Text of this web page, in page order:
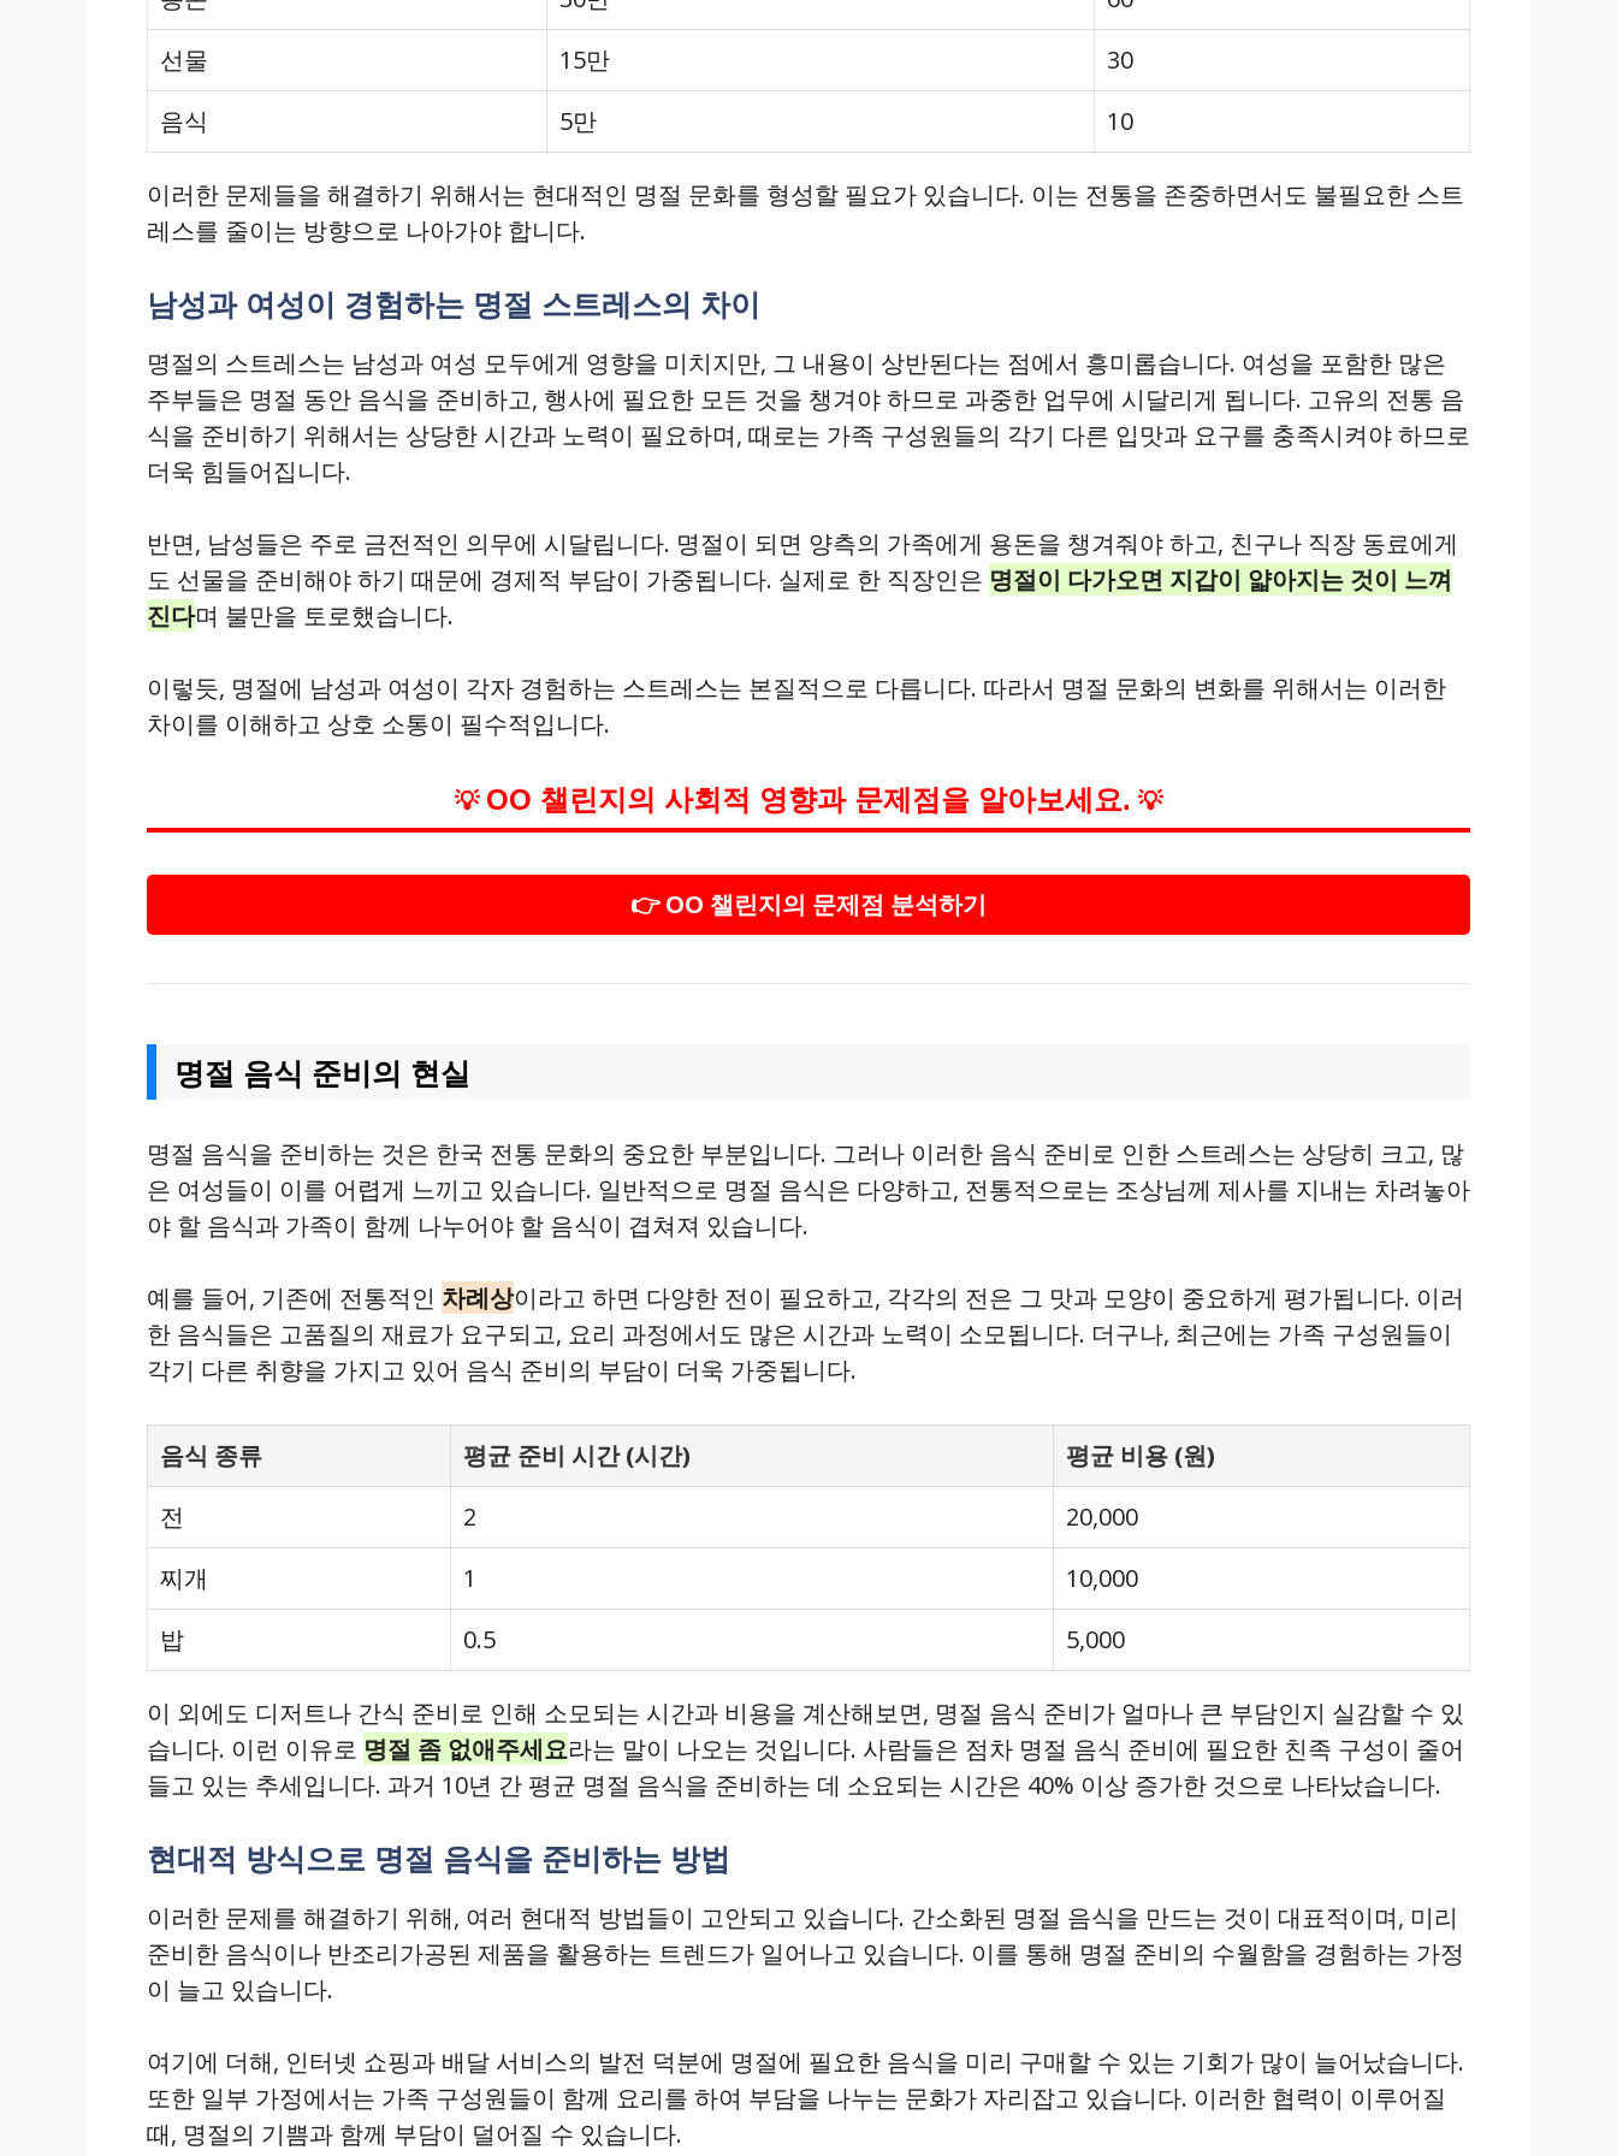
선물
15만
30
음식
5만 10
이러한 문제들을 해결하기 위해서는 현대적인 명절 문화를 형성할 필요가 있습니다. 이는 전통을 존중하면서도 불필요한 스트
레스를 줄이는 방향으로 나아가야 합니다.
남성과 여성이 경험하는 명절 스트레스의 차이
명절의 스트레스는 남성과 여성 모두에게 영향을 미치지만, 그 내용이 상반된다는 점에서 흥미롭습니다. 여성을 포함한 많은
주부들은 명절 동안 음식을 준비하고, 행사에 필요한 모든 것을 챙겨야 하므로 과중한 업무에 시달리게 됩니다. 고유의 전통 음
식을 준비하기 위해서는 상당한 시간과 노력이 필요하며, 때로는 가족 구성원들의 각기 다른 입맛과 요구를 충족시켜야 하므로
더욱 힘들어집니다.
반면, 남성들은 주로 금전적인 의무에 시달립니다. 명절이 되면 양측의 가족에게 용돈을 챙겨줘야 하고, 친구나 직장 동료에게
도 선물을 준비해야 하기 때문에 경제적 부담이 가중됩니다. 실제로 한 직장인은 명절이 다가오면 지갑이 얇아지는 것이 느껴
진다며 불만을 토로했습니다.
이렇듯, 명절에 남성과 여성이 각자 경험하는 스트레스는 본질적으로 다릅니다. 따라서 명절 문화의 변화를 위해서는 이러한
차이를 이해하고 상호 소통이 필수적입니다.
💡 OO 챌린지의 사회적 영향과 문제점을 알아보세요. 💡
👉 OO 챌린지의 문제점 분석하기
명절 음식 준비의 현실
명절 음식을 준비하는 것은 한국 전통 문화의 중요한 부분입니다. 그러나 이러한 음식 준비로 인한 스트레스는 상당히 크고, 많
은 여성들이 이를 어렵게 느끼고 있습니다. 일반적으로 명절 음식은 다양하고, 전통적으로는 조상님께 제사를 지내는 차려놓아
야 할 음식과 가족이 함께 나누어야 할 음식이 겹쳐져 있습니다.
예를 들어, 기존에 전통적인 차례상이라고 하면 다양한 전이 필요하고, 각각의 전은 그 맛과 모양이 중요하게 평가됩니다. 이러
한 음식들은 고품질의 재료가 요구되고, 요리 과정에서도 많은 시간과 노력이 소모됩니다. 더구나, 최근에는 가족 구성원들이
각기 다른 취향을 가지고 있어 음식 준비의 부담이 더욱 가중됩니다.
음식 종류 평균 준비 시간 (시간)
평균 비용 (원)
전
2
20,000
찌개
1
10,000
밥
0.5 5,000
이 외에도 디저트나 간식 준비로 인해 소모되는 시간과 비용을 계산해보면, 명절 음식 준비가 얼마나 큰 부담인지 실감할 수 있
습니다. 이런 이유로 명절 좀 없애주세요라는 말이 나오는 것입니다. 사람들은 점차 명절 음식 준비에 필요한 친족 구성이 줄어
들고 있는 추세입니다. 과거 10년 간 평균 명절 음식을 준비하는 데 소요되는 시간은 40% 이상 증가한 것으로 나타났습니다.
현대적 방식으로 명절 음식을 준비하는 방법
이러한 문제를 해결하기 위해, 여러 현대적 방법들이 고안되고 있습니다. 간소화된 명절 음식을 만드는 것이 대표적이며, 미리
준비한 음식이나 반조리가공된 제품을 활용하는 트렌드가 일어나고 있습니다. 이를 통해 명절 준비의 수월함을 경험하는 가정
이 늘고 있습니다.
여기에 더해, 인터넷 쇼핑과 배달 서비스의 발전 덕분에 명절에 필요한 음식을 미리 구매할 수 있는 기회가 많이 늘어났습니다.
또한 일부 가정에서는 가족 구성원들이 함께 요리를 하여 부담을 나누는 문화가 자리잡고 있습니다. 이러한 협력이 이루어질
때, 명절의 기쁨과 함께 부담이 덜어질 수 있습니다.